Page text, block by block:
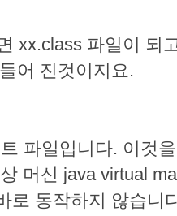
xx.class 파일이 되
어 진것이지요.
파일입니다. 이것
머신 java virtual
로 동작하지 않습니